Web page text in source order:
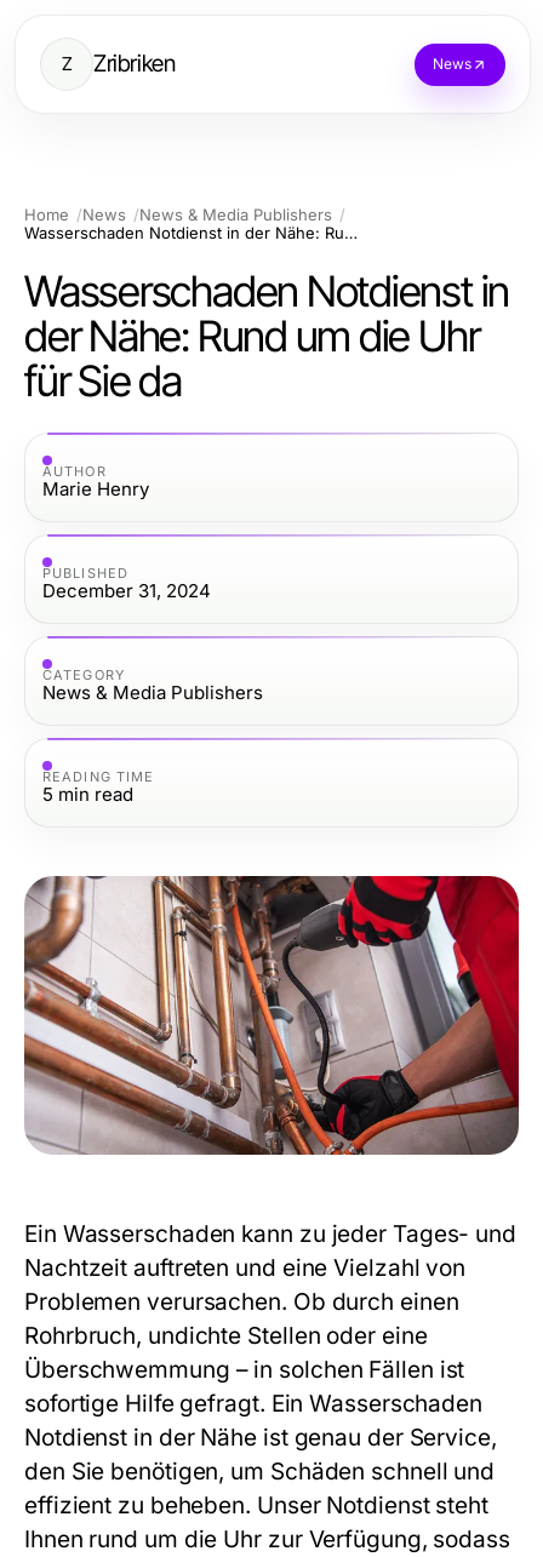
Z Zribriken News
Home News
News & Media Publishers
Wasserschaden Notdienst in der Nähe: Rund um die Uhr für Sie da
Wasserschaden Notdienst in
der Nähe: Rund um die Uhr
für Sie da
AUTHOR
Marie Henry
PUBLISHED
December 31, 2024
CATEGORY
News & Media Publishers
READING TIME
5 min read
Ein Wasserschaden kann zu jeder Tages- und
Nachtzeit auftreten und eine Vielzahl von
Problemen verursachen. Ob durch einen
Rohrbruch, undichte Stellen oder eine
Überschwemmung – in solchen Fällen ist
sofortige Hilfe gefragt. EinWasserschaden
Notdienst in der Nähe ist genau der Service,
den Sie benötigen, um Schäden schnell und
effizient zu beheben. Unser Notdienst steht
Ihnen rund um die Uhr zur Verfügung, sodass